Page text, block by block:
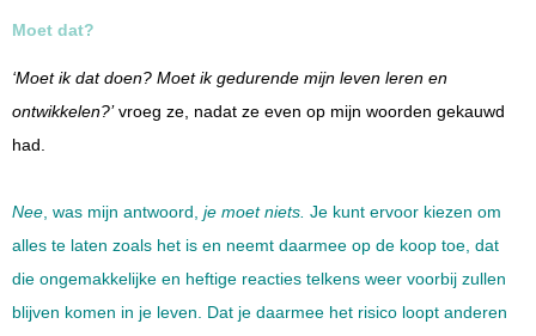
Moet dat?
‘Moet ik dat doen? Moet ik gedurende mijn leven leren en
ontwikkelen?’vroeg ze, nadat ze even op mijn woorden gekauwd
had.
Nee, was mijn antwoord, je moet niets. Je kunt ervoor kiezen om
alles te laten zoals het is en neemt daarmee op de koop toe, dat
die ongemakkelijke en heftige reacties telkens weer voorbij zullen
blijven komen in je leven. Dat je daarmee het risico loopt anderen